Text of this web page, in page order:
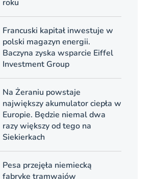
roku
Francuski kapitał inwestuje w
polski magazyn energii.
Baczyna zyska wsparcie Eiffel
Investment Group
Na Żeraniu powstaje
największy akumulator ciepła w
Europie. Będzie niemal dwa
razy większy od tego na
Siekierkach
Pesa przejęła niemiecką
fabrykę tramwajów